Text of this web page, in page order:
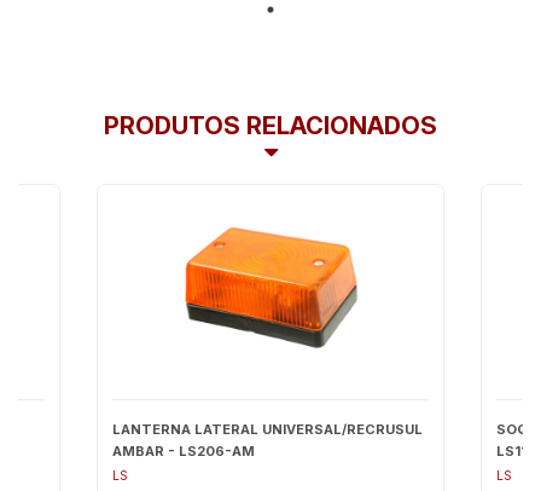
PRODUTOS RELACIONADOS
LANTERNA LATERAL UNIVERSAL/RECRUSUL
AMBAR - LS206-AM
LS
LS119
LS